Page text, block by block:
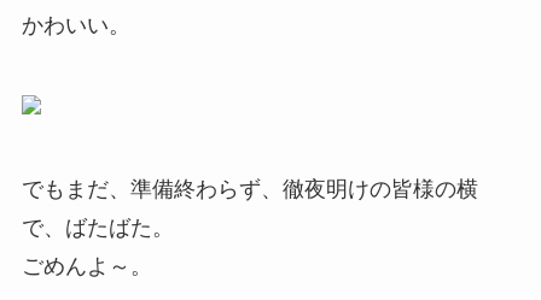
かわいい。
でもまだ、準備終わらず、徹夜明けの皆様の横
で、ばたばた。
ごめんよ～。